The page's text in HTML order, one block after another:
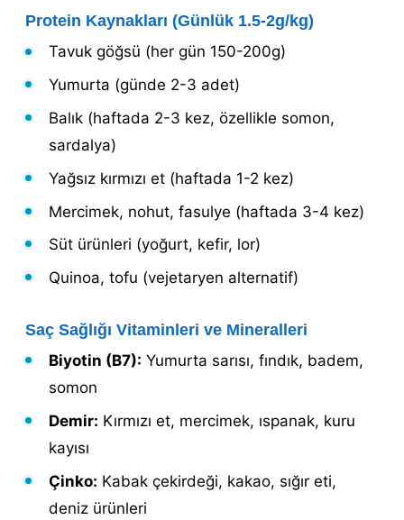
Protein Kaynakları (Günlük 1.5-2g/kg)
Tavuk göğsü (her gün 150-200g)
Yumurta (günde 2-3 adet)
Balık (haftada 2-3 kez, özellikle somon,
sardalya)
Yağsız kırmızı et (haftada 1-2 kez)
Mercimek, nohut, fasulye (haftada 3-4 kez)
Süt ürünleri (yoğurt, kefir, lor)
Quinoa, tofu (vejetaryen alternatif)
Saç Sağlığı Vitaminleri ve Mineralleri
Biyotin (B7): Yumurta sarısı, fındık, badem,
somon
Demir: Kırmızı et, mercimek, ıspanak, kuru
kayısı
Çinko: Kabak çekirdeği, kakao, sığır eti,
deniz ürünleri